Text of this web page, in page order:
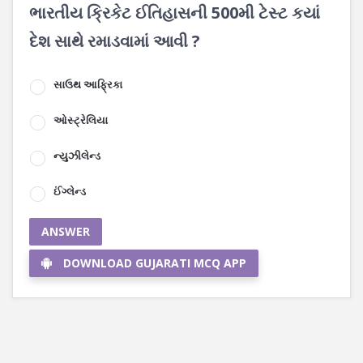
ભારતીય ક્રિકેટ ઈતિહાસની 500મી ટેસ્ટ કયાં
દેશ સાથે રમાડવામાં આવી ?
સાઉથ આફ્રિકા
ઓસ્ટ્રેલિયા
ન્યુઝીલેન્ડ
ઈંગ્લેન્ડ
ANSWER
DOWNLOAD GUJARATI MCQ APP